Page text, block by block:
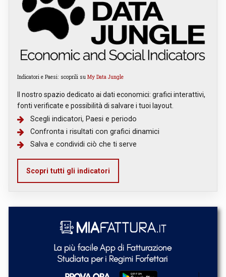
Indicatori e Paesi: scoprili su My Data Jungle
Il nostro spazio dedicato ai dati economici: grafici interattivi,
fonti verificate e possibilità di salvare i tuoi layout.
Scegli indicatori, Paesi e periodo
Confronta i risultati con grafici dinamici
Salva e condividi ciò che ti serve
Scopri tutti gli indicatori